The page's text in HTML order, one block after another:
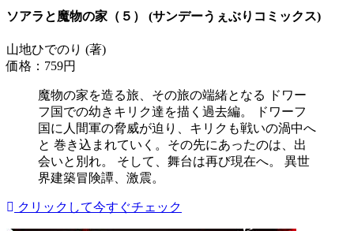
ソアラと魔物の家（５） (サンデーうぇぶりコミックス)
山地ひでのり (著)
価格：759円
魔物の家を造る旅、その旅の端緒となる ドワー
フ国での幼きキリク達を描く過去編。 ドワーフ
国に人間軍の脅威が迫り、キリクも戦いの渦中へ
と 巻き込まれていく。その先にあったのは、出
会いと別れ。 そして、舞台は再び現在へ。 異世
界建築冒険譚、激震。
クリックして今すぐチェック